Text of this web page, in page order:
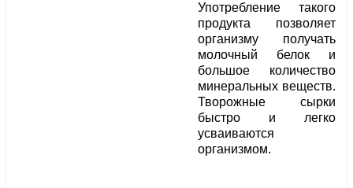
Употребление такого
продукта позволяет
организму получать
молочный белок и
большое количество
минеральных веществ.
Творожные сырки
быстро и легко
усваиваются
организмом.